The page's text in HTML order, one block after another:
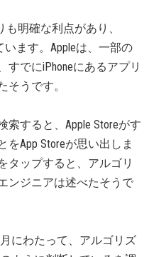
も明確な利点があり、
ます。Appleは、一部の
でにiPhoneにあるアプリ
そうです。
すると、Apple Storeがす
App Storeが思い出しま
タップすると、アルゴリ
ンジニアは述べたそうで
にわたって、アルゴリズ